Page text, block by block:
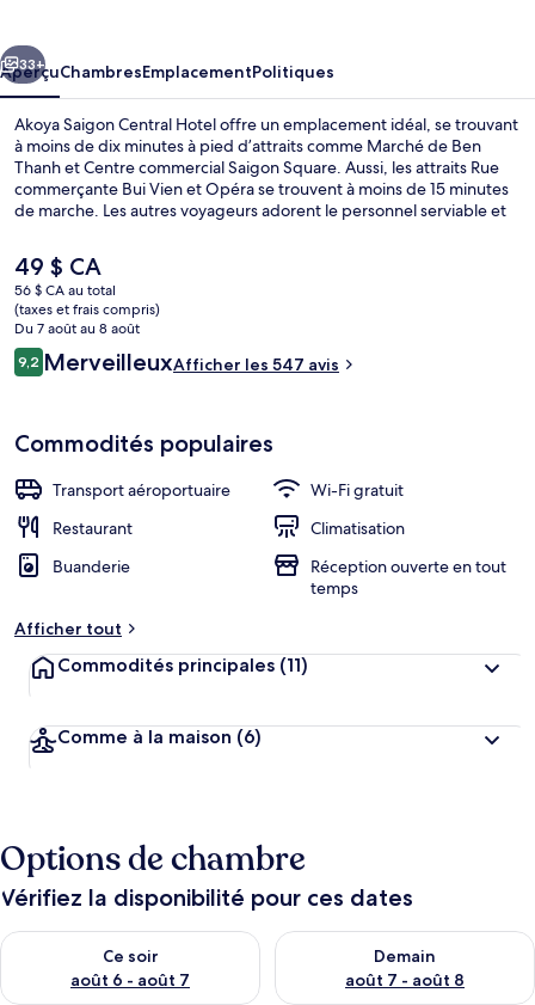
Hotel
Suivant
33+
AperçuChambresEmplacementPolitiques
Akoya Saigon Central Hotel offre un emplacement idéal, se trouvant
à moins de dix minutes à pied d’attraits comme Marché de Ben
Thanh et Centre commercial Saigon Square. Aussi, les attraits Rue
commerçante Bui Vien et Opéra se trouvent à moins de 15 minutes
de marche. Les autres voyageurs adorent le personnel serviable et
minutes de marche : Ben Thanh Station se trouve à 4 minutes et
Opera House Station est à 7 minutes.
Le
prix
actuel
est
de 49 $ CA
49 $ CA
56 $ CA au total
(taxes et frais compris)
Du 7 août au 8 août
Avis
9,29,2 sur 10 –
MerveilleuxAfficher les 547 avis
Commodités populaires
Transport aéroportuaire
Wi-Fi gratuit
Restaurant
Climatisation
Buanderie
Réception ouverte en tout
temps
Afficher tout
Commodités principales (11)
Comme à la maison (6)
Options de chambre
Vérifiez la disponibilité pour ces dates
Ce soir
août 6 - août 7
Vérifier la disponibilité pour ce soir août 6 - août 7
Demain
août 7 - août 8
Vérifier la disponibilité pour